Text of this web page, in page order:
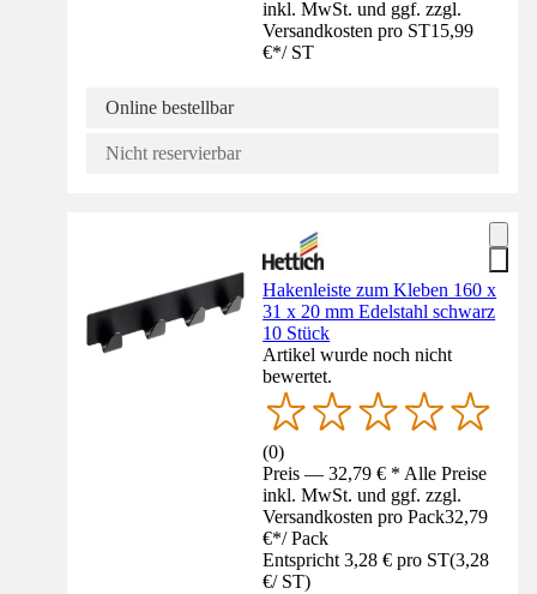
inkl. MwSt. und ggf. zzgl.
Versandkosten pro ST15,99
€*/ ST
Online bestellbar
Nicht reservierbar
Hakenleiste zum Kleben 160 x
31 x 20 mm Edelstahl schwarz
10 Stück
Artikel wurde noch nicht
bewertet.
(0)
Preis — 32,79 € * Alle Preise
inkl. MwSt. und ggf. zzgl.
Versandkosten pro Pack32,79
€*/ Pack
Entspricht 3,28 € pro ST(3,28
€/ ST)